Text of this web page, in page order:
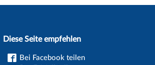
Diese Seite empfehlen
Bei Facebook teilen